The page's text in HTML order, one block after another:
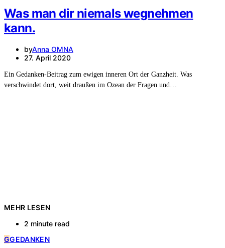
Was man dir niemals wegnehmen
kann.
byAnna OMNA
27. April 2020
Ein Gedanken-Beitrag zum ewigen inneren Ort der Ganzheit. Was
verschwindet dort, weit draußen im Ozean der Fragen und…
MEHR LESEN
2 minute read
GGEDANKEN